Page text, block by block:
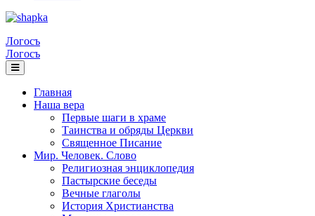
Логосъ
Логосъ
Главная
Наша вера
Первые шаги в храме
Таинства и обряды Церкви
Священное Писание
Мир. Человек. Слово
Религиозная энциклопедия
Пастырские беседы
Вечные глаголы
История Христианства